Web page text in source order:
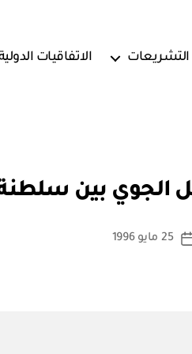
التشريعات الاتفاقيات
الجوي بين
كاتب
س
ة
تاريخ
25 مايو 1996